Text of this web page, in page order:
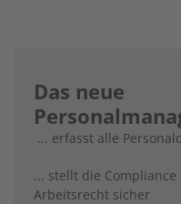
Das neue
... erfasst alle
... stellt die
Arbeitsrecht sicher